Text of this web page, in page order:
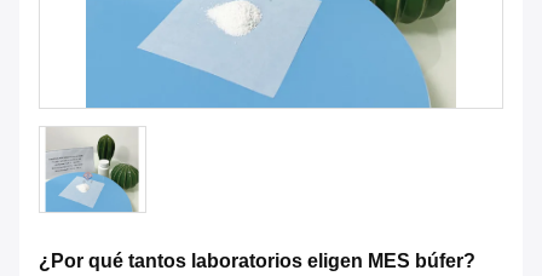
¿Por qué tantos laboratorios eligen MES búfer?